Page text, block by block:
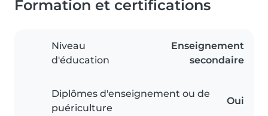
Formation et certifications
Niveau
d'éducation
Enseignement
secondaire
Diplômes d'enseignement ou de
puériculture
Oui